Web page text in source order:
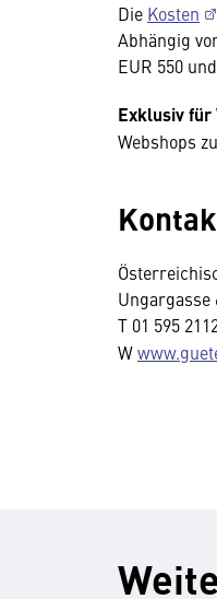
Die Kosten
Abhängig
EUR 550
Exklusiv
Webshops
Ungargasse
T 01 595
W